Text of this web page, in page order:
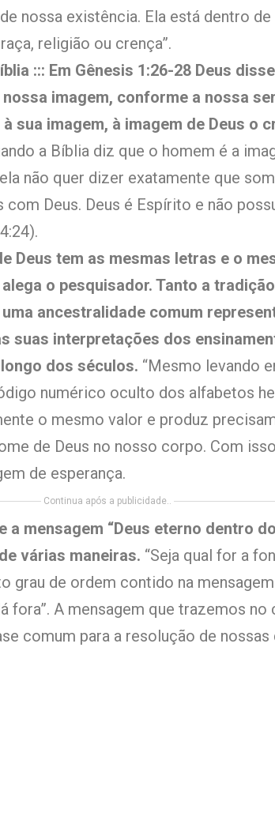
nossa existência. Ela está dentro de
religião ou crença”.
::: Em Gênesis 1:26-28 Deus
imagem, con­for­me a nossa
sua imagem, à imagem de Deus o
a Bíblia diz que o homem é a
não quer dizer exatamente que
Deus. Deus é Espírito e não
Deus tem as mesmas letras e o
o pesquisador. Tanto a
ancestralidade comum
suas interpretações dos
dos séculos. “Mesmo levando
numérico oculto dos alfabetos
o mesmo valor e produz
de Deus no nosso corpo. Com
de esperança.
Continua após a publicidade..
a mensagem “Deus eterno dentro
várias maneiras. “Seja qual for a
grau de ordem contido na
fora”. A mensagem que trazemos no
comum para a resolução de nossas